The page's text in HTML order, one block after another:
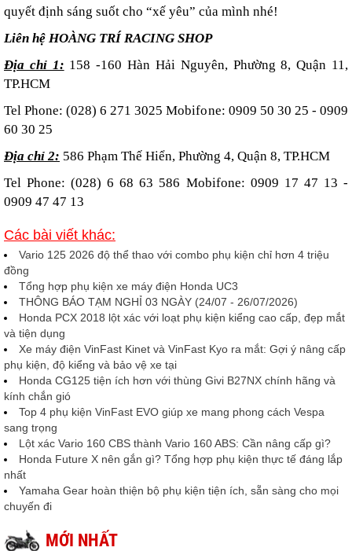
quyết định sáng suốt cho “xế yêu” của mình nhé!
Liên hệ HOÀNG TRÍ RACING SHOP
Địa chỉ 1: 158 -160 Hàn Hải Nguyên, Phường 8, Quận 11,
TP.HCM
Tel Phone: (028) 6 271 3025 Mobifone: 0909 50 30 25 - 0909
60 30 25
Địa chỉ 2: 586 Phạm Thế Hiển, Phường 4, Quận 8, TP.HCM
Tel Phone: (028) 6 68 63 586 Mobifone: 0909 17 47 13 -
0909 47 47 13
Các bài viết khác:
Vario 125 2026 độ thể thao với combo phụ kiện chỉ hơn 4 triệu
đồng
Tổng hợp phụ kiện xe máy điện Honda UC3
THÔNG BÁO TẠM NGHỈ 03 NGÀY (24/07 - 26/07/2026)
Honda PCX 2018 lột xác với loạt phụ kiện kiểng cao cấp, đẹp mắt
và tiện dụng
Xe máy điện VinFast Kinet và VinFast Kyo ra mắt: Gợi ý nâng cấp
phụ kiện, độ kiểng và bảo vệ xe tại
Honda CG125 tiện ích hơn với thùng Givi B27NX chính hãng và
kính chắn gió
Top 4 phụ kiện VinFast EVO giúp xe mang phong cách Vespa
sang trọng
Lột xác Vario 160 CBS thành Vario 160 ABS: Cần nâng cấp gì?
Honda Future X nên gắn gì? Tổng hợp phụ kiện thực tế đáng lắp
nhất
Yamaha Gear hoàn thiện bộ phụ kiện tiện ích, sẵn sàng cho mọi
chuyến đi
MỚI NHẤT